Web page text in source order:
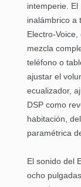
intemperie.
inalámbrico a
Electro-
mezcla
teléfono o
ajustar el
ecualizador,
DSP como
habitación,
paramétrica
El sonido del
ocho